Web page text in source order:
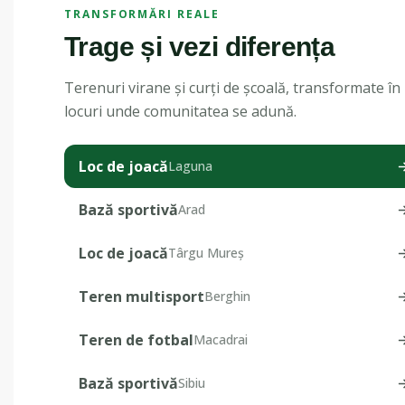
TRANSFORMĂRI REALE
Trage și vezi diferența
Terenuri virane și curți de școală, transformate în
locuri unde comunitatea se adună.
Loc de joacăLaguna
Bază sportivăArad
Loc de joacăTârgu Mureș
Teren multisportBerghin
Teren de fotbalMacadrai
Bază sportivăSibiu